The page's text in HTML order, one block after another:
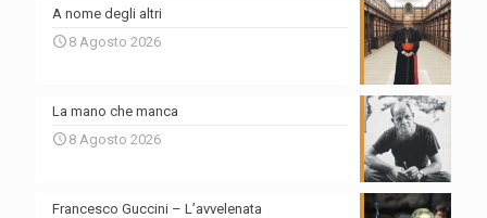
A nome degli altri
8 Agosto 2026
La mano che manca
8 Agosto 2026
Francesco Guccini – L’avvelenata